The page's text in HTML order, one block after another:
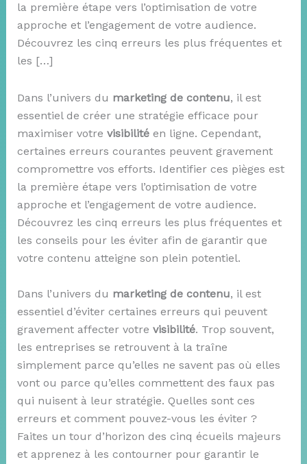
la première étape vers l’optimisation de votre
approche et l’engagement de votre audience.
Découvrez les cinq erreurs les plus fréquentes et
les […]
Dans l’univers du marketing de contenu, il est
essentiel de créer une stratégie efficace pour
maximiser votre visibilitéen ligne. Cependant,
certaines erreurs courantes peuvent gravement
compromettre vos efforts. Identifier ces pièges est
la première étape vers l’optimisation de votre
approche et l’engagement de votre audience.
Découvrez les cinq erreurs les plus fréquentes et
les conseils pour les éviter afin de garantir que
votre contenu atteigne son plein potentiel.
Dans l’univers du marketing de contenu, il est
essentiel d’éviter certaines erreurs qui peuvent
gravement affecter votre visibilité. Trop souvent,
les entreprises se retrouvent à la traîne
simplement parce qu’elles ne savent pas où elles
vont ou parce qu’elles commettent des faux pas
qui nuisent à leur stratégie. Quelles sont ces
erreurs et comment pouvez-vous les éviter ?
Faites un tour d’horizon des cinq écueils majeurs
et apprenez à les contourner pour garantir le